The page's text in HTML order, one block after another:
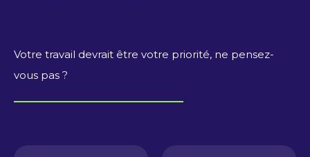
Votre travail devrait être votre priorité, ne pensez-
vous pas ?